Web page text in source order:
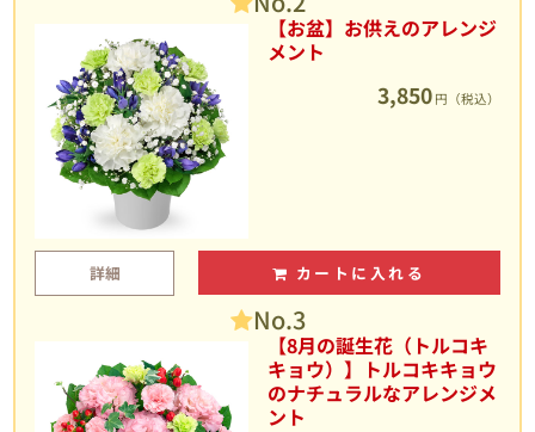
【お盆】お供えのアレンジ
メント
3,850 円（税込）
詳細 カートに入れる
No.3
【8月の誕生花（トルコキ
キョウ）】トルコキキョウ
のナチュラルなアレンジメ
ント